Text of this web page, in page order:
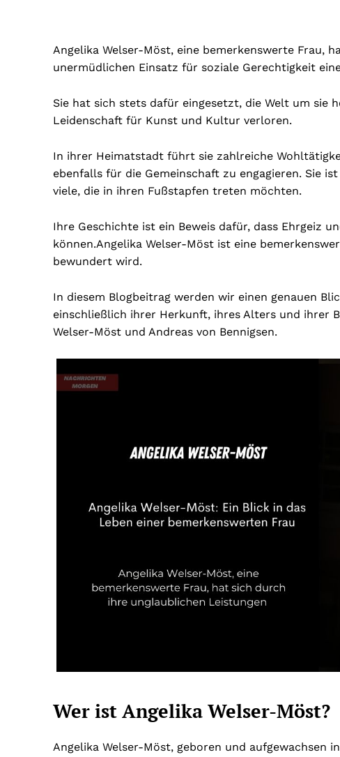
Angelika Welser-Möst, eine bemerkenswerte Frau,
unermüdlichen Einsatz für soziale Gerechtigkeit
Sie hat sich stets dafür eingesetzt, die Welt um sie
Leidenschaft für Kunst und Kultur verloren.
In ihrer Heimatstadt führt sie zahlreiche
ebenfalls für die Gemeinschaft zu engagieren. Sie
viele, die in ihren Fußstapfen treten möchten.
Ihre Geschichte ist ein Beweis dafür, dass Ehrgeiz
können.Angelika Welser-Möst ist eine
bewundert wird.
In diesem Blogbeitrag werden wir einen genauen
einschließlich ihrer Herkunft, ihres Alters und ihrer
Welser-Möst und Andreas von Bennigsen.
Wer ist Angelika Welser-Möst?
Angelika Welser-Möst, geboren und aufgewachsen